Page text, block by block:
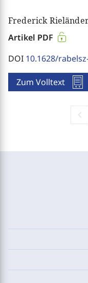
Frederick
Artikel PDF
DOI 10.1628/
Zum Volltext